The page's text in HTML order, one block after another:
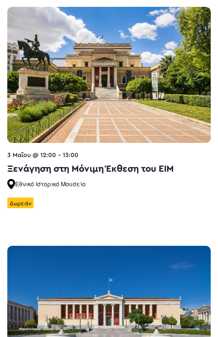
3 Μαΐου @ 12:00 - 13:00
Ξενάγηση στη Μόνιμη Έκθεση του ΕΙΜ
Εθνικό Ιστορικό Μουσείο
Δωρεάν